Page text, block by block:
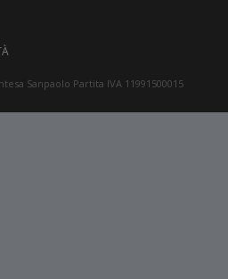
Sanpaolo Partita IVA 11991500015